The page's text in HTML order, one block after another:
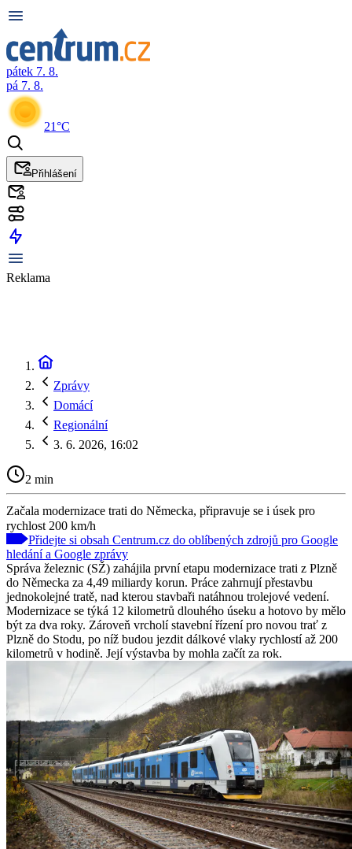
pátek 7. 8.
pá 7. 8.
21°C
Přihlášení
Reklama
Zprávy
Domácí
Regionální
3. 6. 2026, 16:02
2 min
Začala modernizace trati do Německa, připravuje se i úsek pro
rychlost 200 km/h
Přidejte si obsah Centrum.cz do oblíbených zdrojů pro Google
hledání a Google zprávy
Správa železnic (SŽ) zahájila první etapu modernizace trati z Plzně
do Německa za 4,49 miliardy korun. Práce zahrnují přestavbu
jednokolejné tratě, nad kterou stavbaři natáhnou trolejové vedení.
Modernizace se týká 12 kilometrů dlouhého úseku a hotovo by mělo
být za dva roky. Zároveň vrcholí stavební řízení pro novou trať z
Plzně do Stodu, po níž budou jezdit dálkové vlaky rychlostí až 200
kilometrů v hodině. Její výstavba by mohla začít za rok.